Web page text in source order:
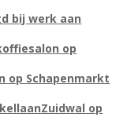
bij werk aan
op
op Schapenmarkt
op